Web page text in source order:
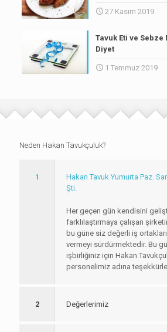
27 Kasım 2019
Tavuk Eti ve
Diyet
1 Temmuz 2019
Neden Hakan Tavukçuluk?
1
Hakan Tavuk Yumurta Paz.
Şti.
Her geçen gün kendisini
farklılaştırmaya çalışan
bu güne siz değerli iş
vermeyi sürdürmektedir. Bu
işbirliğiniz için Hakan
personelimiz adına
2 Değerlerimiz